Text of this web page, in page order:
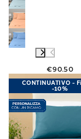
€90.50
Link
CONTINUATIVO -
-10%